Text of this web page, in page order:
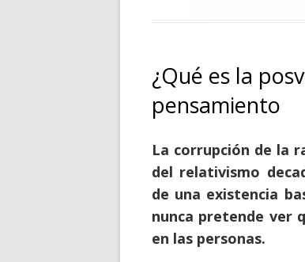
¿Qué es la
pensamiento
La corrupción de la
del relativismo
de una existencia
nunca pretende ver
en las personas.